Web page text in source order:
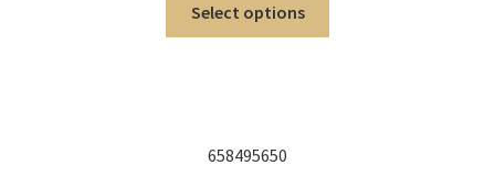
Select options
658495650